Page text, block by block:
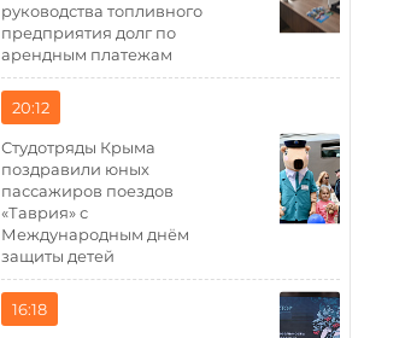
руководства топливного
предприятия долг по
арендным платежам
20:12
Студотряды Крыма
поздравили юных
пассажиров поездов
«Таврия» с
Международным днём
защиты детей
16:18